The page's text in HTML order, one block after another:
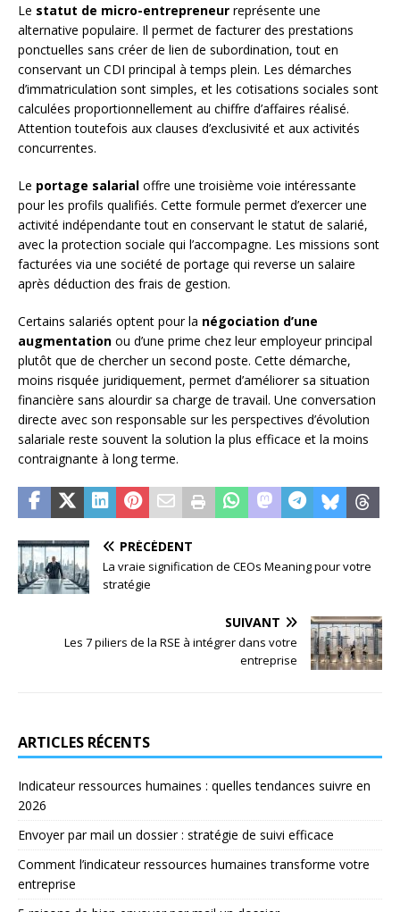
Le statut de micro-entrepreneur représente une
alternative populaire. Il permet de facturer des prestations
ponctuelles sans créer de lien de subordination, tout en
conservant un CDI principal à temps plein. Les démarches
d’immatriculation sont simples, et les cotisations sociales sont
calculées proportionnellement au chiffre d’affaires réalisé.
Attention toutefois aux clauses d’exclusivité et aux activités
concurrentes.
Le portage salarial offre une troisième voie intéressante
pour les profils qualifiés. Cette formule permet d’exercer une
activité indépendante tout en conservant le statut de salarié,
avec la protection sociale qui l’accompagne. Les missions sont
facturées via une société de portage qui reverse un salaire
après déduction des frais de gestion.
Certains salariés optent pour la négociation d’une
augmentation ou d’une prime chez leur employeur principal
plutôt que de chercher un second poste. Cette démarche,
moins risquée juridiquement, permet d’améliorer sa situation
financière sans alourdir sa charge de travail. Une conversation
directe avec son responsable sur les perspectives d’évolution
salariale reste souvent la solution la plus efficace et la moins
contraignante à long terme.
PRÉCÉDENT
La vraie signification de CEOs Meaning pour votre
stratégie
SUIVANT
Les 7 piliers de la RSE à intégrer dans votre
entreprise
ARTICLES RÉCENTS
Indicateur ressources humaines : quelles tendances suivre en
2026
Envoyer par mail un dossier : stratégie de suivi efficace
Comment l’indicateur ressources humaines transforme votre
entreprise